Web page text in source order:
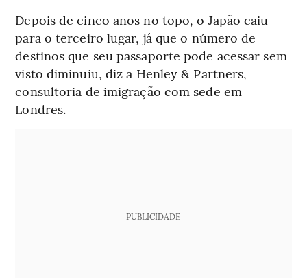
Depois de cinco anos no topo, o Japão caiu
para o terceiro lugar, já que o número de
destinos que seu passaporte pode acessar sem
visto diminuiu, diz a Henley & Partners,
consultoria de imigração com sede em
Londres.
PUBLICIDADE